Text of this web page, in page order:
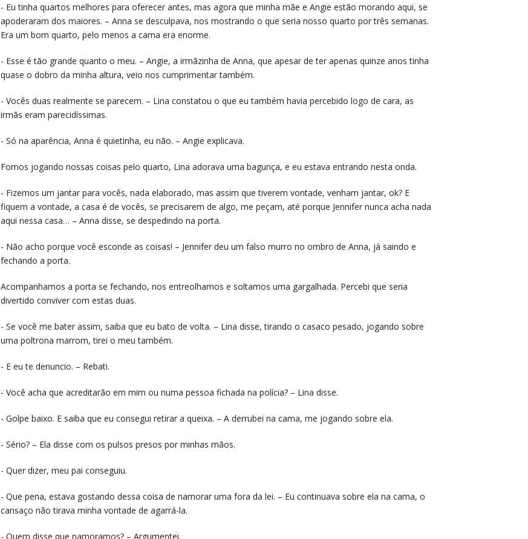
​- Eu tinha quartos melhores para oferecer antes, mas agora que minha mãe e Angie estão morando aqui, se
apoderaram dos maiores. – Anna se desculpava, nos mostrando o que seria nosso quarto por três semanas.
Era um bom quarto, pelo menos a cama era enorme.
​- Esse é tão grande quanto o meu. – Angie, a irmãzinha de Anna, que apesar de ter apenas quinze anos tinha
quase o dobro da minha altura, veio nos cumprimentar também.
​- Vocês duas realmente se parecem. – Lina constatou o que eu também havia percebido logo de cara, as
irmãs eram parecidíssimas.
​- Só na aparência, Anna é quietinha, eu não. – Angie explicava.
​Fomos jogando nossas coisas pelo quarto, Lina adorava uma bagunça, e eu estava entrando nesta onda.
​- Fizemos um jantar para vocês, nada elaborado, mas assim que tiverem vontade, venham jantar, ok? E
fiquem a vontade, a casa é de vocês, se precisarem de algo, me peçam, até porque Jennifer nunca acha nada
aqui nessa casa… – Anna disse, se despedindo na porta.
​- Não acho porque você esconde as coisas! – Jennifer deu um falso murro no ombro de Anna, já saindo e
fechando a porta.
​Acompanhamos a porta se fechando, nos entreolhamos e soltamos uma gargalhada. Percebi que seria
divertido conviver com estas duas.
​- Se você me bater assim, saiba que eu bato de volta. – Lina disse, tirando o casaco pesado, jogando sobre
uma poltrona marrom, tirei o meu também.
​- E eu te denuncio. – Rebati.
​- Você acha que acreditarão em mim ou numa pessoa fichada na polícia? – Lina disse.
​- Golpe baixo. E saiba que eu consegui retirar a queixa. – A derrubei na cama, me jogando sobre ela.
​- Sério? – Ela disse com os pulsos presos por minhas mãos.
​- Quer dizer, meu pai conseguiu.
​- Que pena, estava gostando dessa coisa de namorar uma fora da lei. – Eu continuava sobre ela na cama, o
cansaço não tirava minha vontade de agarrá-la.
​- Quem disse que namoramos? – Argumentei.